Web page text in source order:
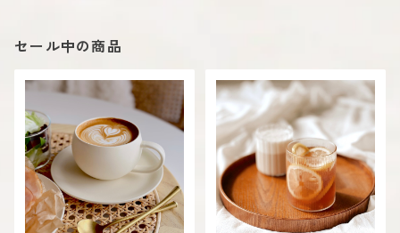
セール中の商品